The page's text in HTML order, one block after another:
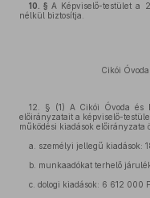
10. §A Képviselő-testület a
nélkül biztosítja.
Cikói
12. § (1) A Cikói Óvoda és
előirányzatait a képviselő-
működési kiadások előirányzata
a. személyi jellegű kiadások:
b. munkaadókat terhelő
c. dologi kiadások: 6 612 000